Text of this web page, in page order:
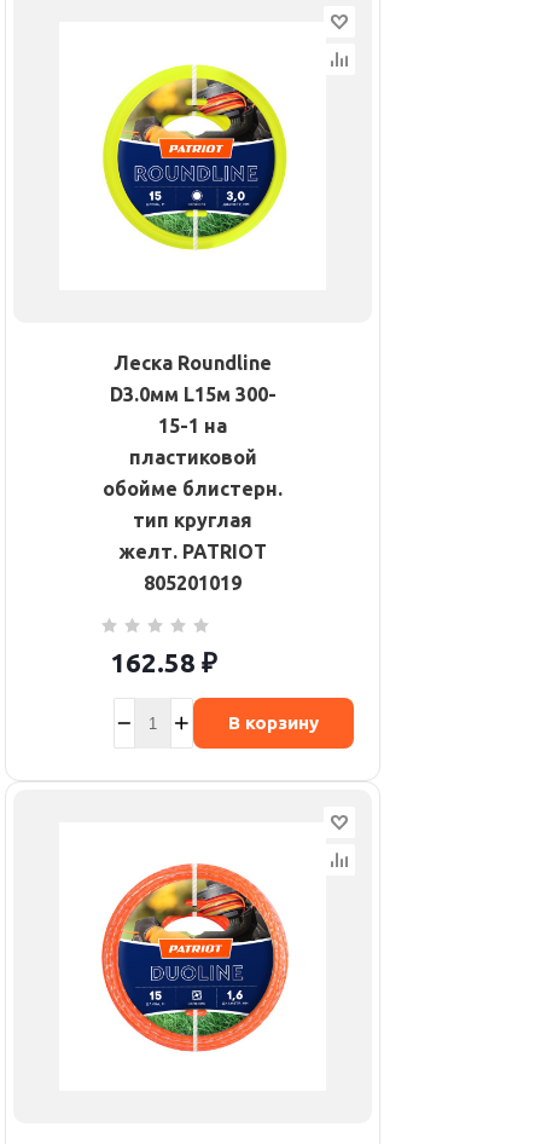
Леска Roundline
D3.0мм L15м 300-
15-1 на
пластиковой
обойме блистерн.
тип круглая
желт. PATRIOT
805201019
162.58 ₽
В корзину